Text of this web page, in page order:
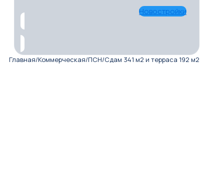
Новостройки
Главная/Коммерческая/ПСН/Сдам 341 м2 и терраса 192 м2